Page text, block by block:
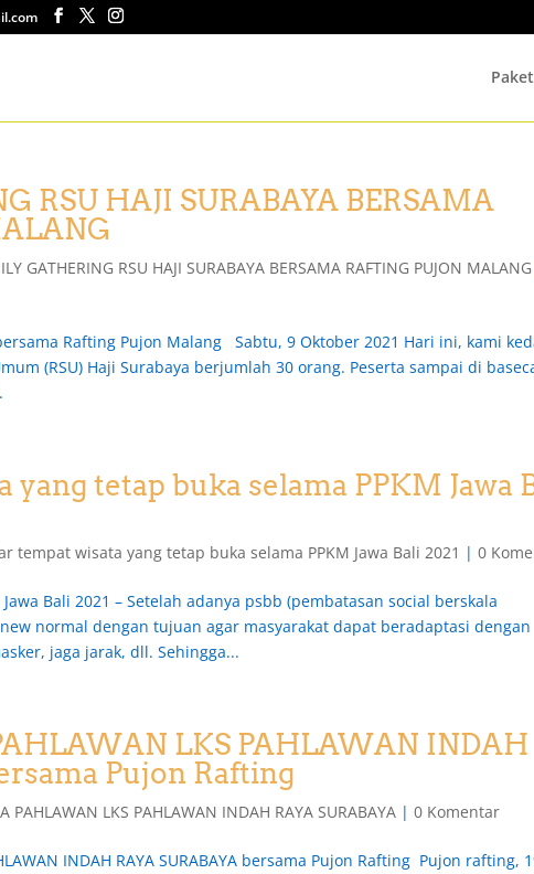
Paket
RSU HAJI SURABAYA BERSAMA
GATHERING RSU HAJI SURABAYA BERSAMA RAFTING PUJON MALANG
Rafting Pujon Malang Sabtu, 9 Oktober 2021 Hari ini, kami
(RSU) Haji Surabaya berjumlah 30 orang. Peserta sampai di
yang tetap buka selama PPKM Jawa
tempat wisata yang tetap buka selama PPKM Jawa Bali 2021 |0
Bali 2021 – Setelah adanya psbb (pembatasan social berskala
normal dengan tujuan agar masyarakat dapat beradaptasi dengan
jaga jarak, dll. Sehingga...
LKS PAHLAWAN INDAH
Pujon Rafting
PAHLAWAN LKS PAHLAWAN INDAH RAYA SURABAYA |0 Komentar
INDAH RAYA SURABAYA bersama Pujon Rafting Pujon rafting,